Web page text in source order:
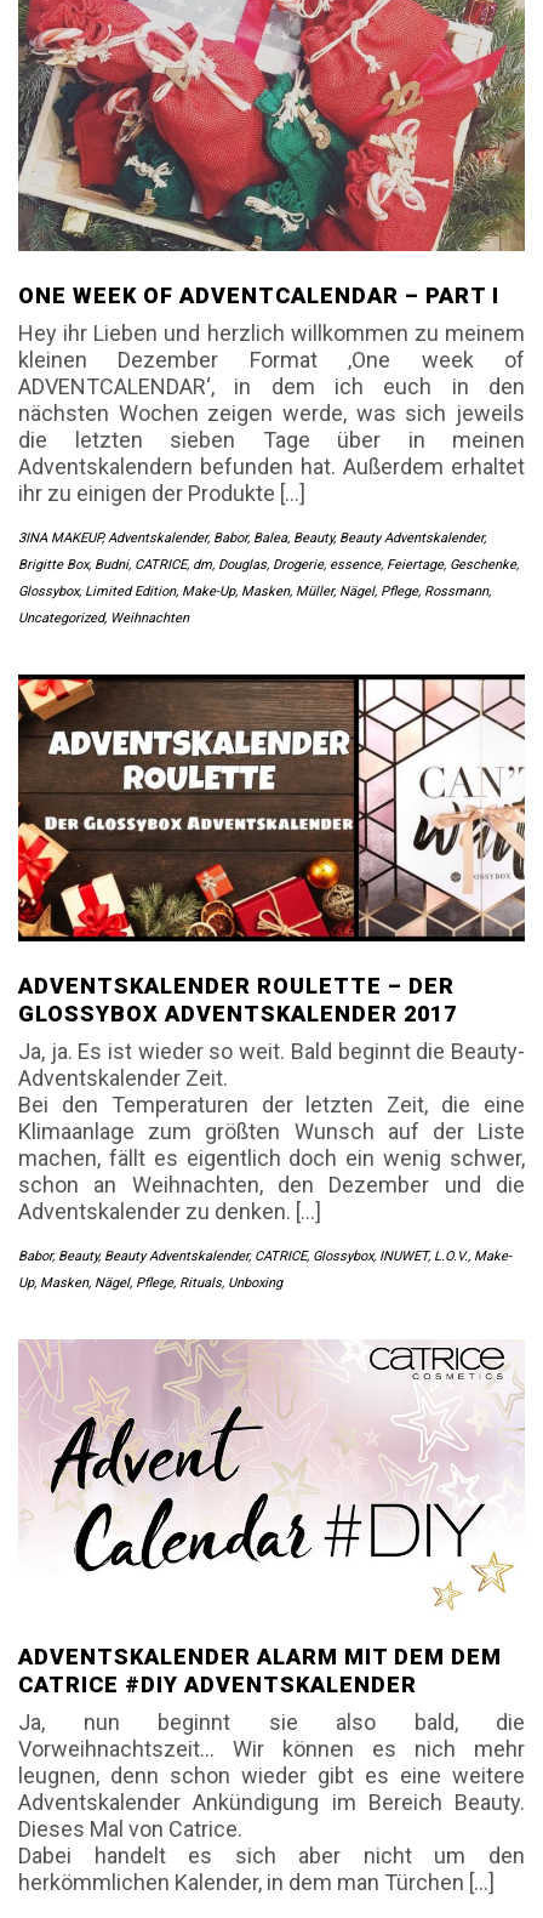
ONE WEEK OF ADVENTCALENDAR – PART I
Hey ihr Lieben und herzlich willkommen zu meinem
kleinen Dezember Format ‚One week of
ADVENTCALENDAR‘, in dem ich euch in den
nächsten Wochen zeigen werde, was sich jeweils
die letzten sieben Tage über in meinen
Adventskalendern befunden hat. Außerdem erhaltet
ihr zu einigen der Produkte […]
3INA MAKEUP, Adventskalender, Babor, Balea, Beauty, Beauty Adventskalender,
Brigitte Box, Budni, CATRICE, dm, Douglas, Drogerie, essence, Feiertage, Geschenke,
Glossybox, Limited Edition, Make-Up, Masken, Müller, Nägel, Pflege, Rossmann,
Uncategorized, Weihnachten
ADVENTSKALENDER ROULETTE – DER
GLOSSYBOX ADVENTSKALENDER 2017
Ja, ja. Es ist wieder so weit. Bald beginnt die Beauty-
Adventskalender Zeit.
Bei den Temperaturen der letzten Zeit, die eine
Klimaanlage zum größten Wunsch auf der Liste
machen, fällt es eigentlich doch ein wenig schwer,
schon an Weihnachten, den Dezember und die
Adventskalender zu denken. […]
Babor, Beauty, Beauty Adventskalender, CATRICE, Glossybox, INUWET, L.O.V., Make-
Up, Masken, Nägel, Pflege, Rituals, Unboxing
ADVENTSKALENDER ALARM MIT DEM DEM
CATRICE #DIY ADVENTSKALENDER
Ja, nun beginnt sie also bald, die
Vorweihnachtszeit… Wir können es nich mehr
leugnen, denn schon wieder gibt es eine weitere
Adventskalender Ankündigung im Bereich Beauty.
Dieses Mal von Catrice.
Dabei handelt es sich aber nicht um den
herkömmlichen Kalender, in dem man Türchen […]